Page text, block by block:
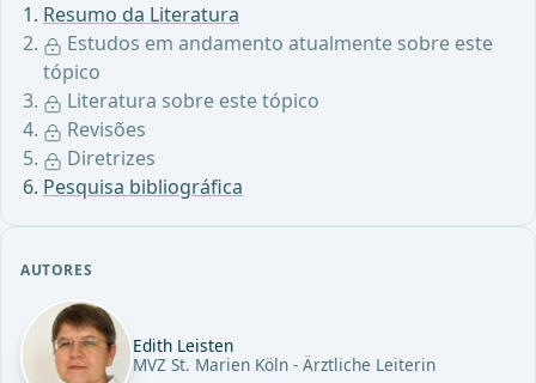
Resumo da Literatura
Estudos em andamento atualmente sobre este
tópico
Literatura sobre este tópico
Revisões
Diretrizes
Pesquisa bibliográfica
AUTORES
Edith Leisten
MVZ St. Marien Köln - Ärztliche Leiterin